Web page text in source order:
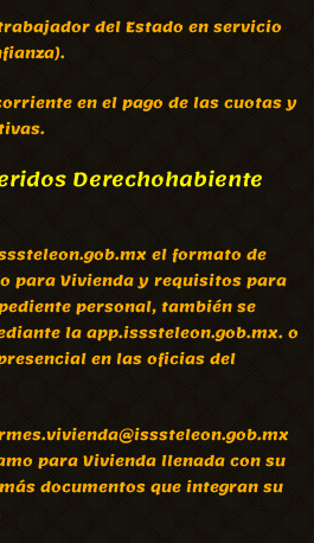
del Estado en servicio
en el pago de las cuotas y
Derechohabiente
el formato de
para Vivienda y requisitos para
personal, también se
la app.isssteleon.gob.mx. o
en las oficias del
para Vivienda llenada con su
documentos que integran su